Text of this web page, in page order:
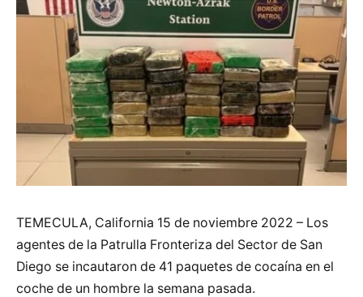
TEMECULA, California 15 de noviembre 2022 – Los
agentes de la Patrulla Fronteriza del Sector de San
Diego se incautaron de 41 paquetes de cocaína en el
coche de un hombre la semana pasada.